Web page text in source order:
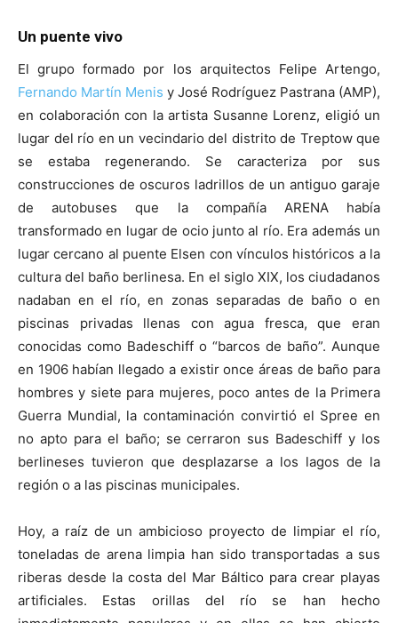
Un puente vivo
El grupo formado por los arquitectos Felipe Artengo,
Fernando Martín Menis y José Rodríguez Pastrana (AMP),
en colaboración con la artista Susanne Lorenz, eligió un
lugar del río en un vecindario del distrito de Treptow que
se estaba regenerando. Se caracteriza por sus
construcciones de oscuros ladrillos de un antiguo garaje
de autobuses que la compañía ARENA había
transformado en lugar de ocio junto al río. Era además un
lugar cercano al puente Elsen con vínculos históricos a la
cultura del baño berlinesa. En el siglo XIX, los ciudadanos
nadaban en el río, en zonas separadas de baño o en
piscinas privadas llenas con agua fresca, que eran
conocidas como Badeschiff o “barcos de baño”. Aunque
en 1906 habían llegado a existir once áreas de baño para
hombres y siete para mujeres, poco antes de la Primera
Guerra Mundial, la contaminación convirtió el Spree en
no apto para el baño; se cerraron sus Badeschiff y los
berlineses tuvieron que desplazarse a los lagos de la
región o a las piscinas municipales.
Hoy, a raíz de un ambicioso proyecto de limpiar el río,
toneladas de arena limpia han sido transportadas a sus
riberas desde la costa del Mar Báltico para crear playas
artificiales. Estas orillas del río se han hecho